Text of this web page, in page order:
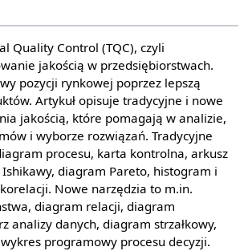
Quality Control (TQC), czyli
jakością w przedsiębiorstwach.
pozycji rynkowej poprzez lepszą
Artykuł opisuje tradycyjne i nowe
jakością, które pomagają w analizie,
i wyborze rozwiązań. Tradycyjne
procesu, karta kontrolna, arkusz
diagram Pareto, histogram i
Nowe narzędzia to m.in.
diagram relacji, diagram
analizy danych, diagram strzałkowy,
programowy procesu decyzji.